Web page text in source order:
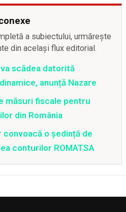
a subiectului, urmărește
din același flux editorial.
scădea datorită
anunță Nazare
măsuri fiscale pentru
din România
o ședință de
conturilor ROMATSA